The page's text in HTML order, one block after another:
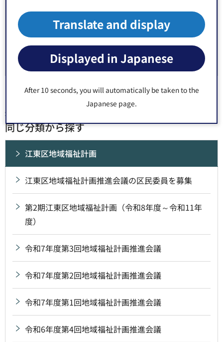
Translate and display
Displayed in Japanese
After 10 seconds, you will automatically be taken to the
Japanese page.
3：見つけにくかった
同じ分類から探す
江東区地域福祉計画
江東区地域福祉計画推進会議の区民委員を募集
第2期江東区地域福祉計画（令和8年度～令和11年
度）
令和7年度第3回地域福祉計画推進会議
令和7年度第2回地域福祉計画推進会議
令和7年度第1回地域福祉計画推進会議
令和6年度第4回地域福祉計画推進会議